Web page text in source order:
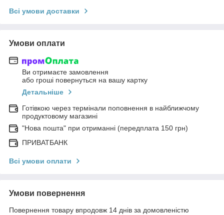
Всі умови доставки
Умови оплати
Ви отримаєте замовлення
або гроші повернуться на вашу картку
Детальніше
Готівкою через термінали поповнення в найближчому
продуктовому магазині
"Нова пошта" при отриманні (передплата 150 грн)
ПРИВАТБАНК
Всі умови оплати
Умови повернення
Повернення товару впродовж 14 днів за домовленістю